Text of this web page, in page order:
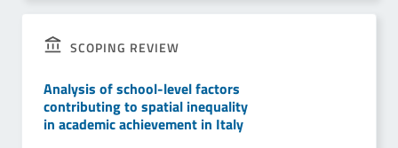
SCOPING REVIEW
Analysis of school-level factors
contributing to spatial inequality
in academic achievement in Italy